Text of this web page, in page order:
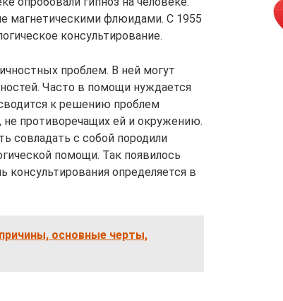
магнетическими флюидами. С 1955
консультирование.
проблем. В ней могут
Часто в помощи нуждается
к решению проблем
противоречащих ей и окружению.
совладать с собой породили
помощи. Так появилось
консультирования определяется в
основные черты,